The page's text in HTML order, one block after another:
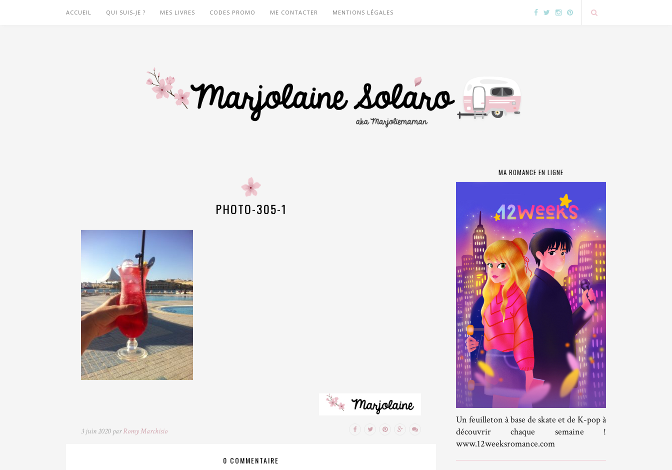
ACCUEIL QUI SUIS-JE ? MES LIVRES CODES PROMO ME CONTACTER MENTIONS LÉGALES
PHOTO-305-1
3 juin 2020 parRomy Marchisio
0 COMMENTAIRE
MA ROMANCE EN LIGNE
Un feuilleton à base de skate et de K-pop à
découvrir chaque semaine !
www.12weeksromance.com